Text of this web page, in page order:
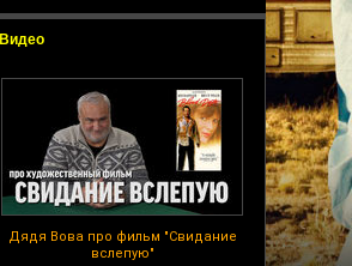
Видео
Дядя Вова про фильм "Свидание
вслепую"